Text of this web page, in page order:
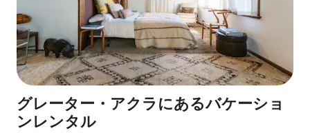
グレーター・アクラにあるバケーショ
ンレンタル